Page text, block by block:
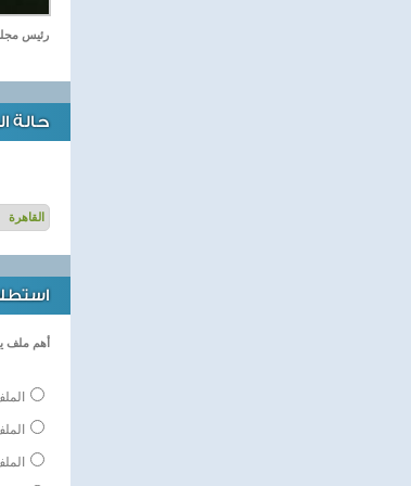
رئيس
حالة
أهم ملف